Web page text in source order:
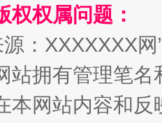
化项目
权权属问题：
：XXXXXXX
站拥有管理笔
本网站内容和